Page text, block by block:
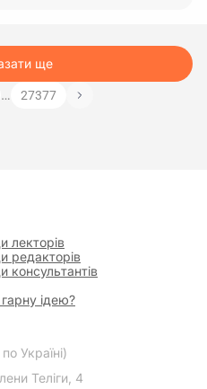
ще
… 27377
лекторів
редакторів
консультантів
ідею?
Україні)
Теліги, 4